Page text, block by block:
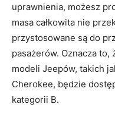
uprawnienia, możesz
⁢masa całkowita nie⁣
przystosowane są do
pasażerów. Oznacza
modeli Jeepów, takich
⁤Cherokee, ‌będzie‍
kategorii B.